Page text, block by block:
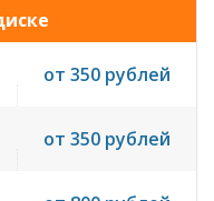
от 350 рублей
от 350 рублей